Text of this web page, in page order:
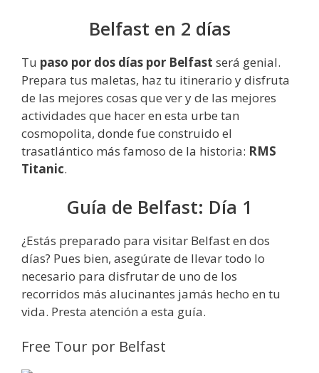
Belfast en 2 días
Tu paso por dos días por Belfast será genial.
Prepara tus maletas, haz tu itinerario y disfruta
de las mejores cosas que ver y de las mejores
actividades que hacer en esta urbe tan
cosmopolita, donde fue construido el
trasatlántico más famoso de la historia: RMS
Titanic.
Guía de Belfast: Día 1
¿Estás preparado para visitar Belfast en dos
días? Pues bien, asegúrate de llevar todo lo
necesario para disfrutar de uno de los
recorridos más alucinantes jamás hecho en tu
vida. Presta atención a esta guía.
Free Tour por Belfast